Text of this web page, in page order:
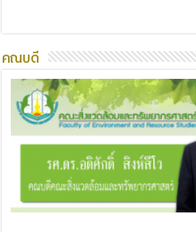
คณบดี